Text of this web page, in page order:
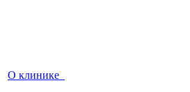
О клинике